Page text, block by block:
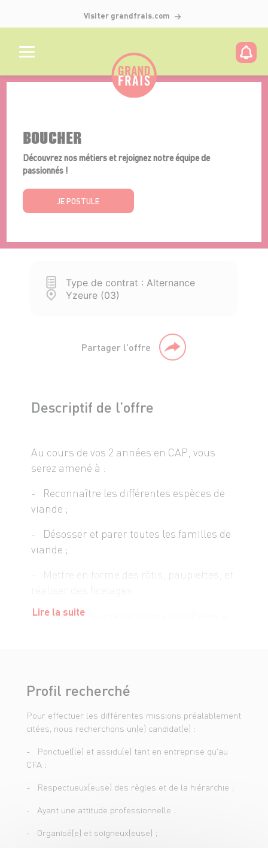
Visiter grandfrais.com
BOUCHER
Découvrez nos métiers et rejoignez notre équipe de
passionnés !
JE POSTULE
Type de contrat : Alternance
Yzeure (03)
Partager l'offre
Descriptif de l’offre
Au cours de vos 2 années en CAP, vous
serez amené à :
- Reconnaître les différentes espèces de
viande ;
- Désosser et parer toutes les familles de
viande ;
- Mettre en forme des rôtis, paupiettes, et
- Réaliser des préparations bouchères à
rayon, décoration, vérification des
étiquettes) ;
- Affûter les couteaux ;
- Maîtriser les règles sanitaires : DLC,
- Maîtriser les règles d'hygiène et de
Lire la suite
Profil recherché
Pour effectuer les différentes missions préalablement
citées, nous recherchons un(e) candidat(e) :
- Ponctuel(le) et assidu(e) tant en entreprise qu'au
CFA ;
- Respectueux(euse) des règles et de la hiérarchie ;
- Ayant une attitude professionnelle ;
- Organisé(e) et soigneux(euse) ;